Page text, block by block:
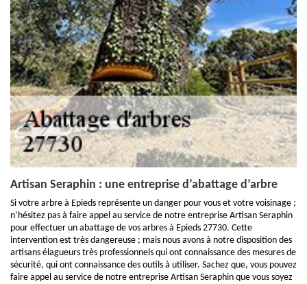
Artisan Seraphin : une entreprise d’abattage d’arbre
Si votre arbre à Epieds représente un danger pour vous et votre voisinage ;
n’hésitez pas à faire appel au service de notre entreprise Artisan Seraphin
pour effectuer un abattage de vos arbres à Epieds 27730. Cette
intervention est très dangereuse ; mais nous avons à notre disposition des
artisans élagueurs très professionnels qui ont connaissance des mesures de
sécurité, qui ont connaissance des outils à utiliser. Sachez que, vous pouvez
faire appel au service de notre entreprise Artisan Seraphin que vous soyez